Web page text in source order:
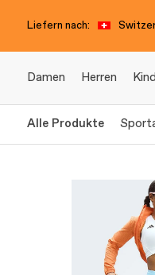
Liefern nach:
Damen Herren
Alle Produkte